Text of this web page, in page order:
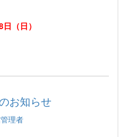
日）
お知らせ
理者